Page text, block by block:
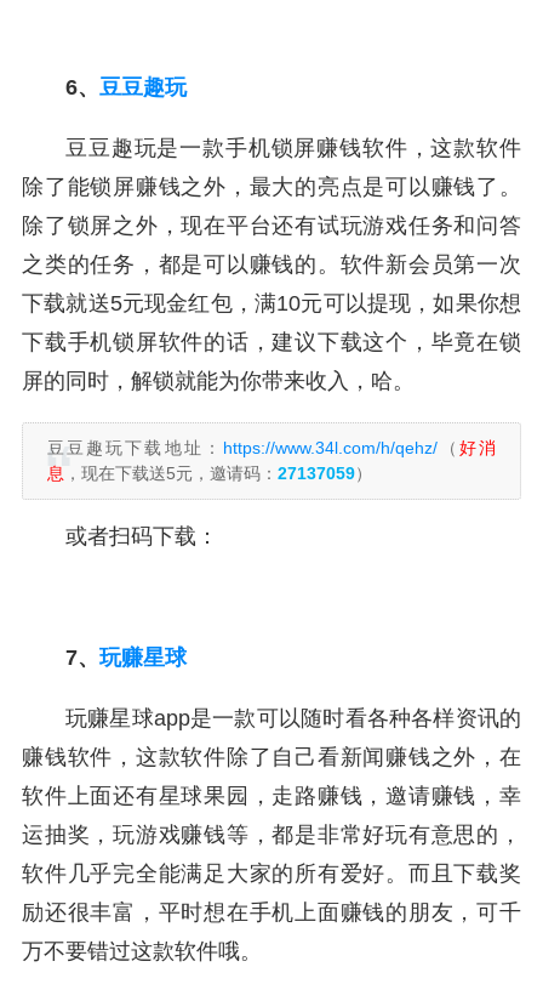
6、 豆豆趣玩
豆豆趣玩是一款手机锁屏赚钱软件，这款软件
除了能锁屏赚钱之外，最大的亮点是可以赚钱了。
除了锁屏之外，现在平台还有试玩游戏任务和问答
之类的任务，都是可以赚钱的。软件新会员第一次
下载就送5元现金红包，满10元可以提现，如果你想
下载手机锁屏软件的话，建议下载这个，毕竟在锁
屏的同时，解锁就能为你带来收入，哈。
豆豆趣玩下载地址： https://www.34l.com/h/qehz/（ 好消
息 ，现在下载送5元，邀请码： 27137059）
或者扫码下载：
7、 玩赚星球
玩赚星球app是一款可以随时看各种各样资讯的
赚钱软件，这款软件除了自己看新闻赚钱之外，在
软件上面还有星球果园，走路赚钱，邀请赚钱，幸
运抽奖，玩游戏赚钱等，都是非常好玩有意思的，
软件几乎完全能满足大家的所有爱好。而且下载奖
励还很丰富，平时想在手机上面赚钱的朋友，可千
万不要错过这款软件哦。